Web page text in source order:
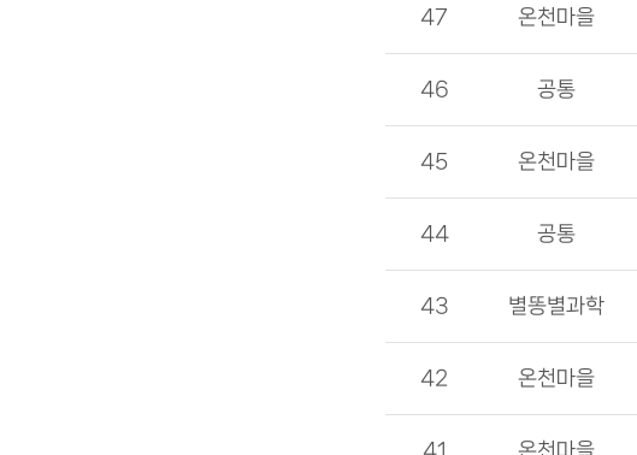
47 온천마을
46 공통
45 온천마을
44 공통
43 별똥별과학
42 온천마을
41 온천마을